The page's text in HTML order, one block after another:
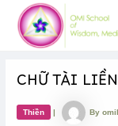
content
CHỮ TÀI
Thiền | By
Post
navigation
CHUYÊN
MỤC: